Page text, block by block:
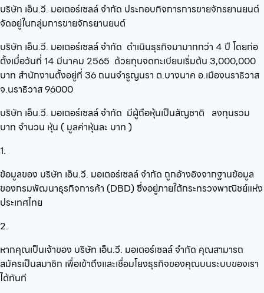
บริษัท เอ็น.วี. มอเตอร์เซลล์ จำกัด ประกอบกิจการการขายจักรยานยนต์
จัดอยู่ในกลุ่มการขายจักรยานยนต์
บริษัท เอ็น.วี. มอเตอร์เซลล์ จำกัด ดำเนินธุรกิจมามากกว่า 4 ปี โดยก่อ
ตั้งเมื่อวันที่ 14 มีนาคม 2565 ด้วยทุนจดทะเบียนเริ่มต้น 3,000,000
บาท สำนักงานตั้งอยู่ที่ 36 ถนนจำรูญนรา ต.บางนาค อ.เมืองนราธิวาส
จ.นราธิวาส 96000
บริษัท เอ็น.วี. มอเตอร์เซลล์ จำกัด มีผู้ถือหุ้นเป็นสัญชาติ ลงทุนรวม
บาท จำนวน หุ้น ( มูลค่าหุ้นละ บาท )
1.
ข้อมูลของ บริษัท เอ็น.วี. มอเตอร์เซลล์ จำกัด ถูกอ้างอิงจากฐานข้อมูล
ของกรมพัฒนาธุรกิจการค้า (DBD) ซึ่งอยู่ภายใต้กระทรวงพาณิชย์แห่ง
ประเทศไทย
2.
หากคุณเป็นเจ้าของ บริษัท เอ็น.วี. มอเตอร์เซลล์ จำกัด คุณสามารถ
สมัครเป็นสมาชิก เพื่อเข้าถึงและเชื่อมโยงธุรกิจของคุณบนระบบของเรา
ได้ทันที